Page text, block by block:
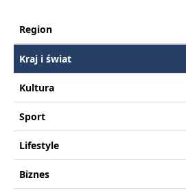
Region
Kraj i świat
Kultura
Sport
Lifestyle
Biznes